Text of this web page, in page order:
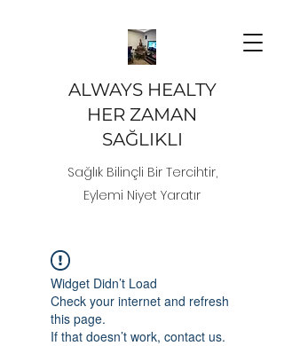
ALWAYS HEALTY
HER ZAMAN
SAĞLIKLI
Sağlık Bilinçli Bir Tercihtir,
Eylemi Niyet Yaratır
Widget Didn’t Load
Check your internet and refresh
this page.
If that doesn’t work, contact us.